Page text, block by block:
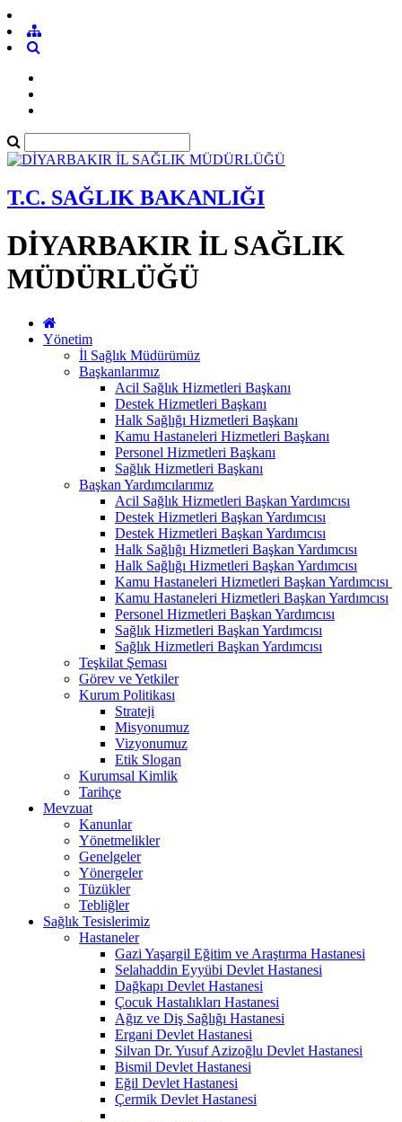
T.C. SAĞLIK BAKANLIĞI
DİYARBAKIR İL SAĞLIK
MÜDÜRLÜĞÜ
Yönetim
İl Sağlık Müdürümüz
Başkanlarımız
Acil Sağlık Hizmetleri Başkanı
Destek Hizmetleri Başkanı
Halk Sağlığı Hizmetleri Başkanı
Kamu Hastaneleri Hizmetleri Başkanı
Personel Hizmetleri Başkanı
Sağlık Hizmetleri Başkanı
Başkan Yardımcılarımız
Acil Sağlık Hizmetleri Başkan Yardımcısı
Destek Hizmetleri Başkan Yardımcısı
Destek Hizmetleri Başkan Yardımcısı
Halk Sağlığı Hizmetleri Başkan Yardımcısı
Halk Sağlığı Hizmetleri Başkan Yardımcısı
Kamu Hastaneleri Hizmetleri Başkan Yardımcısı ​
Kamu Hastaneleri Hizmetleri Başkan Yardımcısı
Personel Hizmetleri Başkan Yardımcısı
Sağlık Hizmetleri Başkan Yardımcısı
Sağlık Hizmetleri Başkan Yardımcısı
Teşkilat Şeması
Görev ve Yetkiler
Kurum Politikası
Strateji
Misyonumuz
Vizyonumuz
Etik Slogan
Kurumsal Kimlik
Tarihçe
Mevzuat
Kanunlar
Yönetmelikler
Genelgeler
Yönergeler
Tüzükler
Tebliğler
Sağlık Tesislerimiz
Hastaneler
Gazi Yaşargil Eğitim ve Araştırma Hastanesi
Selahaddin Eyyübi Devlet Hastanesi
Dağkapı Devlet Hastanesi
Çocuk Hastalıkları Hastanesi
Ağız ve Diş Sağlığı Hastanesi
Ergani Devlet Hastanesi
Silvan Dr. Yusuf Azizoğlu Devlet Hastanesi
Bismil Devlet Hastanesi
Eğil Devlet Hastanesi
Çermik Devlet Hastanesi